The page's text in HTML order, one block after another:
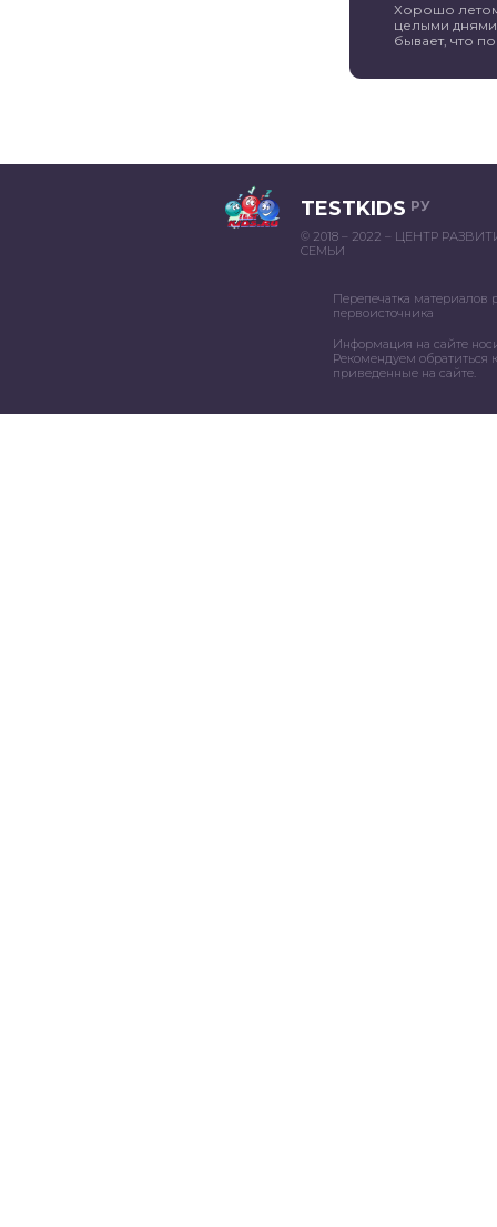
Хорошо
целыми
бывает, что
TESTKIDS РУ
© 2018 – 2022 – ЦЕНТР
СЕМЬИ
Перепечатка материалов
первоисточника
Информация на сайте
Рекомендуем обратиться
приведенные на сайте.